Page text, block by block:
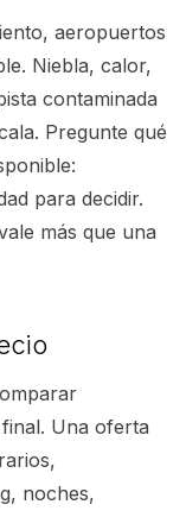
aeropuertos
Niebla, calor,
contaminada
Pregunte qué
para decidir.
más que una
Una oferta
noches,